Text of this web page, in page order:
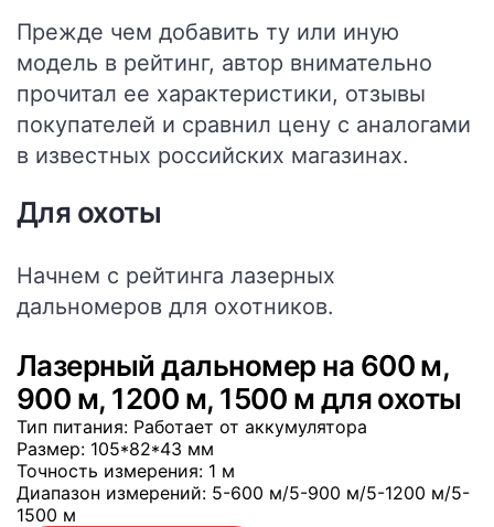
Прежде чем добавить ту или иную
модель в рейтинг, автор внимательно
прочитал ее характеристики, отзывы
покупателей и сравнил цену с аналогами
в известных российских магазинах.
Для охоты
Начнем с рейтинга лазерных
дальномеров для охотников.
Лазерный дальномер на 600 м,
900 м, 1200 м, 1500 м для охоты
Тип питания: Работает от аккумулятора
Размер: 105*82*43 мм
Точность измерения: 1 м
Диапазон измерений: 5-600 м/5-900 м/5-1200 м/5-
1500 м